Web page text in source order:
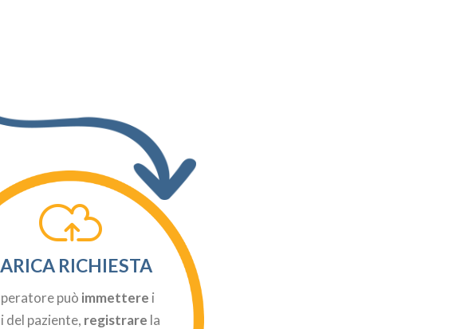
RICHIESTA
può immettere i
del paziente, registrare la